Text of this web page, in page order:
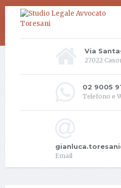
Via
27022
02 9005
Telefono e
Email